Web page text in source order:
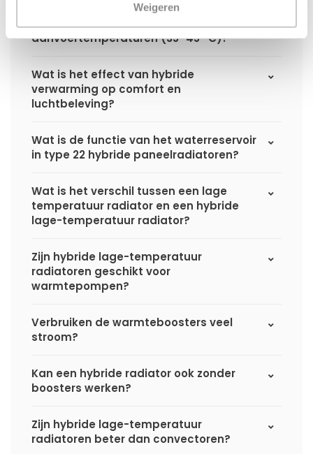
Weigeren
Hoe presteert een hybride
paneelradiator bij lage
aanvoertemperaturen (35–45 °C)?
Wat is het effect van hybride
verwarming op comfort en
luchtbeleving?
Wat is de functie van het waterreservoir
in type 22 hybride paneelradiatoren?
Wat is het verschil tussen een lage
temperatuur radiator en een hybride
lage-temperatuur radiator?
Zijn hybride lage-temperatuur
radiatoren geschikt voor
warmtepompen?
Verbruiken de warmteboosters veel
stroom?
Kan een hybride radiator ook zonder
boosters werken?
Zijn hybride lage-temperatuur
radiatoren beter dan convectoren?